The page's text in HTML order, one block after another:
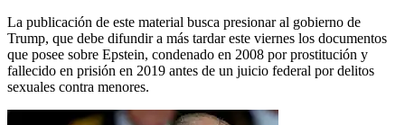
La publicación de este material busca presionar al gobierno de
Trump, que debe difundir a más tardar este viernes los documentos
que posee sobre Epstein, condenado en 2008 por prostitución y
fallecido en prisión en 2019 antes de un juicio federal por delitos
sexuales contra menores.